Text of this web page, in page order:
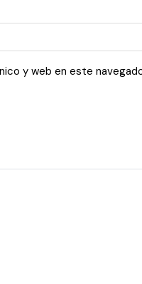
y web en este